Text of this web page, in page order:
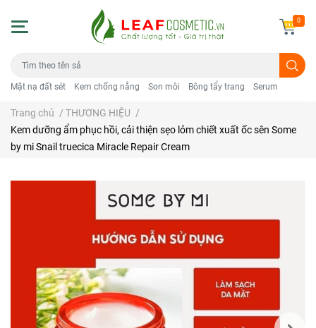
Mặt nạ đất sét Kem chống nắng Son môi Bông tẩy trang Serum
0
Trang chủ / THƯƠNG HIỆU /
Kem dưỡng ẩm phục hồi, cải thiện sẹo lỏm chiết xuất ốc sên Some
by mi Snail truecica Miracle Repair Cream